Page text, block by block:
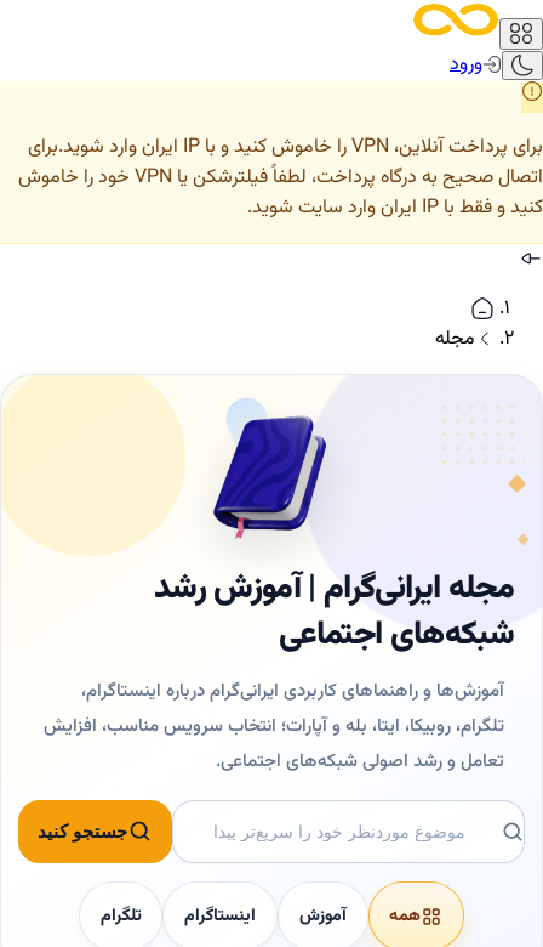
ورود
برای پرداخت آنلاین، VPN را خاموش کنید و با IP ایران وارد شوید.
برای
اتصال صحیح به درگاه پرداخت، لطفاً فیلترشکن یا VPN خود را خاموش
کنید و فقط با IP ایران وارد سایت شوید.
مجله
مجله ایرانی‌گرام | آموزش رشد
شبکه‌های اجتماعی
آموزش‌ها و راهنماهای کاربردی ایرانی‌گرام درباره اینستاگرام،
تلگرام، روبیکا، ایتا، بله و آپارات؛ انتخاب سرویس مناسب، افزایش
تعامل و رشد اصولی شبکه‌های اجتماعی.
جستجو در مقالات
جستجو کنید
همه آموزش اینستاگرام تلگرام